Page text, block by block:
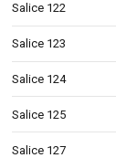
Salice 122
Salice 123
Salice 124
Salice 125
Salice 127